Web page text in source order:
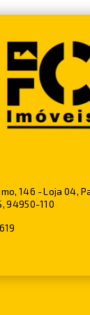
146 - Loja 04,
94950-110